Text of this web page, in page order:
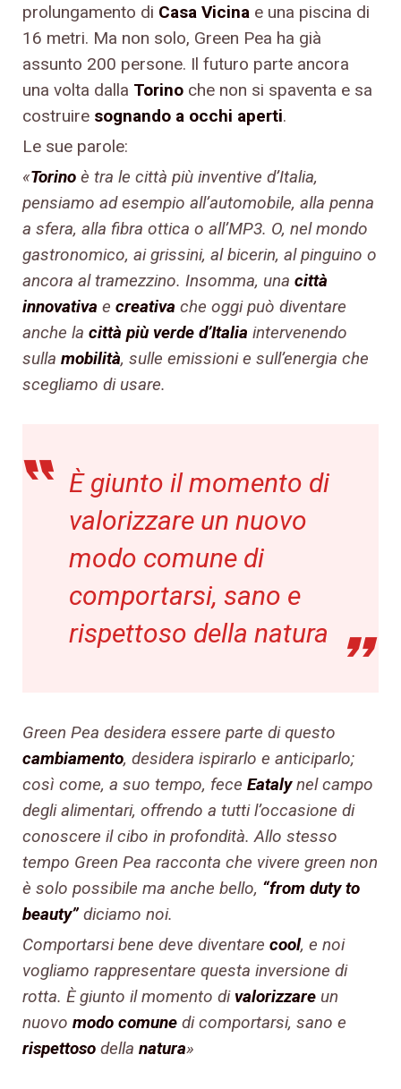
prolungamento di Casa Vicina e una piscina di
16 metri. Ma non solo, Green Pea ha già
assunto 200 persone. Il futuro parte ancora
una volta dalla Torino che non si spaventa e sa
costruire sognando a occhi aperti.
Le sue parole:
«Torino è tra le città più inventive d’Italia,
pensiamo ad esempio all’automobile, alla penna
a sfera, alla fibra ottica o all’MP3. O, nel mondo
gastronomico, ai grissini, al bicerin, al pinguino o
ancora al tramezzino. Insomma, una città
innovativa e creativa che oggi può diventare
anche la città più verde d’Italia intervenendo
sulla mobilità, sulle emissioni e sull’energia che
scegliamo di usare.
È giunto il momento di
valorizzare un nuovo
modo comune di
comportarsi, sano e
rispettoso della natura
Green Pea desidera essere parte di questo
cambiamento, desidera ispirarlo e anticiparlo;
così come, a suo tempo, fece Eatalynel campo
degli alimentari, offrendo a tutti l’occasione di
conoscere il cibo in profondità. Allo stesso
tempo Green Pea racconta che vivere green non
è solo possibile ma anche bello, “from duty to
beauty” diciamo noi.
Comportarsi bene deve diventare cool, e noi
vogliamo rappresentare questa inversione di
rotta. È giunto il momento di valorizzare un
nuovo modo comune di comportarsi, sano e
rispettoso della natura»